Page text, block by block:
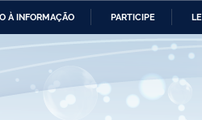
À INFORMAÇÃO PARTICIPE
Ministério da Economia